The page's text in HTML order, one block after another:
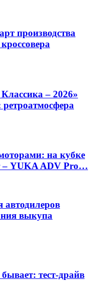
производства
– 2026»
на кубке
– YUKA ADV Pro…
автодилеров
выкупа
тест-драйв